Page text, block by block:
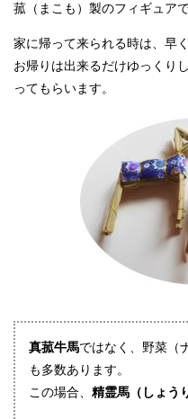
菰（まこも）製のフィギュアで
家に帰って来られる時は、早
お帰りは出来るだけゆっくり
ってもらいます。
真菰牛馬ではなく、野菜（
も多数あります。
この場合、 精霊馬（しょう